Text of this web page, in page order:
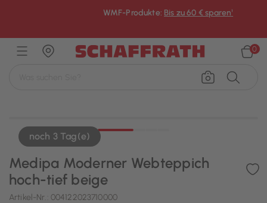
WMF-Produkte:Bis zu 60 € sparen¹
0
noch 3 Tag(e)
Medipa Moderner Webteppich
hoch-tief beige
Artikel-Nr.: 004122023710000